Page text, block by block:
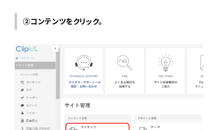
②コンテンツをクリック。